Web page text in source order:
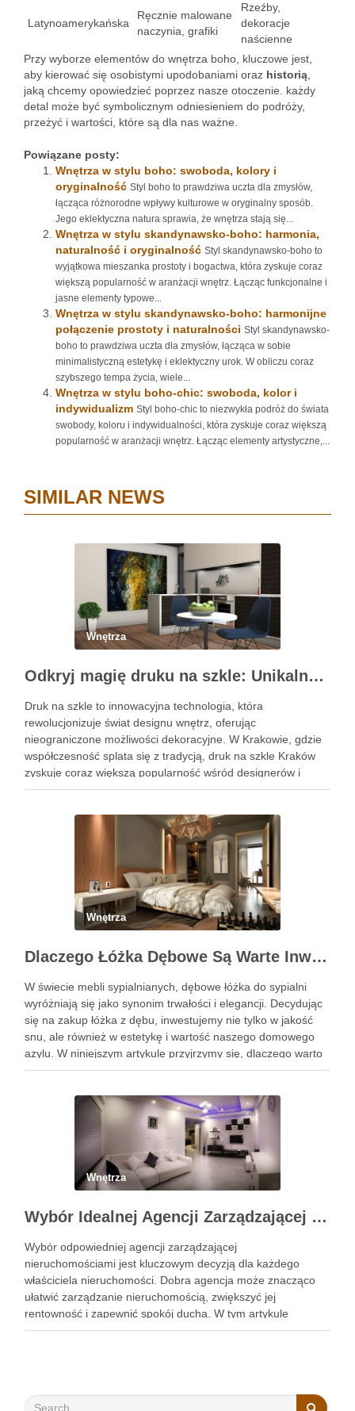
Latynoamerykańska
Ręcznie malowane
naczynia, grafiki
Rzeźby,
dekoracje
naścienne
Przy wyborze elementów do wnętrza boho, kluczowe jest,
aby kierować się osobistymi upodobaniami oraz historią
jaką chcemy opowiedzieć poprzez nasze otoczenie. każdy
detal może być symbolicznym odniesieniem do podróży,
przeżyć i wartości, które są dla nas ważne.
Powiązane posty:
Wnętrza w stylu boho: swoboda, kolory i
oryginalność Styl boho to prawdziwa uczta dla zmysłów,
łącząca różnorodne wpływy kulturowe w oryginalny sposób.
Jego eklektyczna natura sprawia, że wnętrza stają się...
Wnętrza w stylu skandynawsko-boho: harmonia,
naturalność i oryginalność Styl skandynawsko-boho to
wyjątkowa mieszanka prostoty i bogactwa, która zyskuje coraz
większą popularność w aranżacji wnętrz. Łącząc funkcjonalne i
jasne elementy typowe...
Wnętrza w stylu skandynawsko-boho: harmonijne
połączenie prostoty i naturalności Styl skandynawsko-
boho to prawdziwa uczta dla zmysłów, łącząca w sobie
minimalistyczną estetykę i eklektyczny urok. W obliczu coraz
szybszego tempa życia, wiele...
Wnętrza w stylu boho-chic: swoboda, kolor i
indywidualizm Styl boho-chic to niezwykła podróż do świata
swobody, koloru i indywidualności, która zyskuje coraz większą
popularność w aranżacji wnętrz. Łącząc elementy artystyczne,...
SIMILAR NEWS
Wnętrza
Odkryj magię druku na szkle: Unikalne dekoracje wnętrz
Druk na szkle to innowacyjna technologia, która
rewolucjonizuje świat designu wnętrz, oferując
nieograniczone możliwości dekoracyjne. W Krakowie, gdzie
współczesność splata się z tradycją, druk na szkle Kraków
zyskuje coraz większą popularność wśród designerów i
właścicieli domów, pragnących wprowadzić do swoich
wykorzystać tę …
Wnętrza
Dlaczego Łóżka Dębowe Są Warte Inwestycji?
W świecie mebli sypialnianych, dębowe łóżka do sypialni
wyróżniają się jako synonim trwałości i elegancji. Decydując
się na zakup łóżka z dębu, inwestujemy nie tylko w jakość
snu, ale również w estetykę i wartość naszego domowego
azylu. W niniejszym artykule przyjrzymy się, dlaczego warto
wybrać łóżko wykonane z tego szlachetnego …
Wnętrza
Wybór Idealnej Agencji Zarządzającej Nieruchomościami: Kompleksowy Przewodnik
Wybór odpowiedniej agencji zarządzającej
nieruchomościami jest kluczowym decyzją dla każdego
właściciela nieruchomości. Dobra agencja może znacząco
ułatwić zarządzanie nieruchomością, zwiększyć jej
rentowność i zapewnić spokój ducha. W tym artykule
przedstawimy, jak wybrać najlepszą agencję, szczególnie w